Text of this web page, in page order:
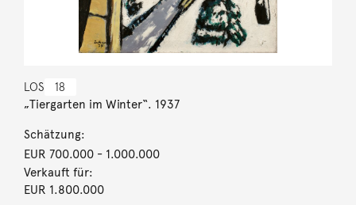
LOS 18
„Tiergarten im Winter“. 1937
Schätzung:
EUR 700.000- 1.000.000
Verkauft für:
EUR 1.800.000